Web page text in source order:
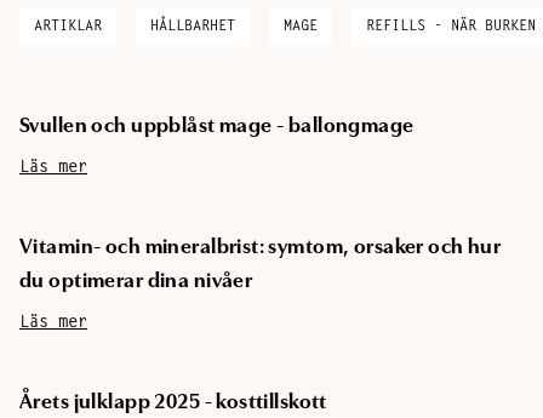
ARTIKLAR HÅLLBARHET MAGE REFILLS - NÄR BURKEN
Svullen och uppblåst mage - ballongmage
Läs mer
Vitamin- och mineralbrist: symtom, orsaker och hur
du optimerar dina nivåer
Läs mer
Årets julklapp 2025 - kosttillskott